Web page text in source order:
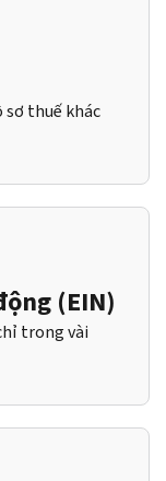
sơ thuế khác
(EIN)
trong vài